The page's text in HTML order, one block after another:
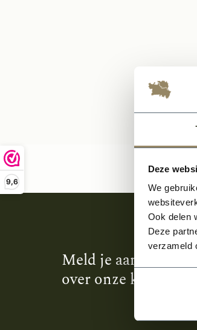
Deze
We
Ook delen
Deze
verzameld
9,6
Meld je aan en
over onze